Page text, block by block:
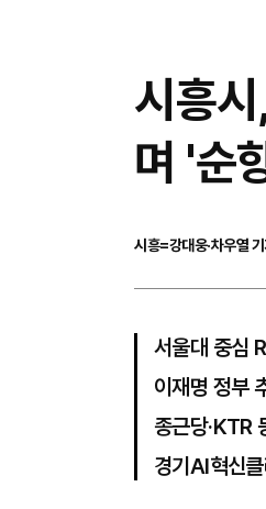
시흥
며 '순
시흥=강대웅·차우열
서울대 중심
이재명 정부
종근당·KTR
경기AI혁신